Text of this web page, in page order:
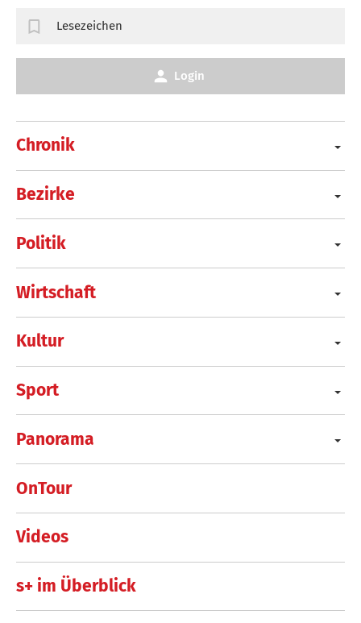
Chronik
Bezirke
Politik
Wirtschaft
Kultur
Sport
Panorama
OnTour
Videos
s+ im Überblick
Lesezeichen
Login